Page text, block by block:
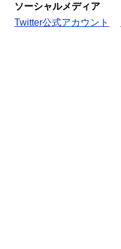
ソーシャルメディア
Twitter公式アカウント